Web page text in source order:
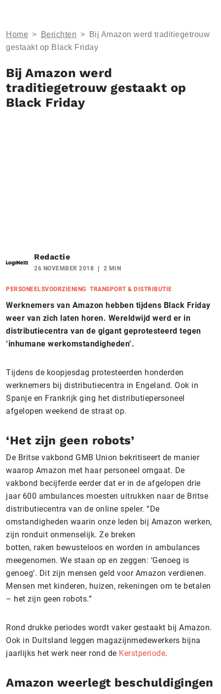
Home > Berichten >
Bij Amazon werd traditiegetrouw
gestaakt op Black Friday
Bij Amazon werd
traditiegetrouw gestaakt op
Black Friday
Redactie
26 NOVEMBER 2018 2 MIN
PERSONEELSVOORZIENING TRANSPORT & DISTRIBUTIE
Werknemers van Amazon hebben tijdens Black Friday
weer van zich laten horen. Wereldwijd werd er in
distributiecentra van de gigant geprotesteerd tegen
‘inhumane werkomstandigheden’.
Tijdens de koopjesdag protesteerden honderden
werknemers bij distributiecentra in Engeland. Ook in
Spanje en Frankrijk ging het distributiepersoneel
afgelopen weekend de straat op.
‘Het zijn geen robots’
De Britse vakbond GMB Union bekritiseert de manier
waarop Amazon met haar personeel omgaat. De
vakbond becijferde eerder dat er in de afgelopen drie
jaar 600 ambulances moesten uitrukken naar de Britse
distributiecentra van de online speler. “De
omstandigheden waarin onze leden bij Amazon werken,
zijn ronduit onmenselijk. Ze breken
botten, raken bewusteloos en worden in ambulances
meegenomen. We staan op en zeggen: ‘Genoeg is
genoeg’. Dit zijn mensen geld voor Amazon verdienen.
Mensen met kinderen, huizen, rekeningen om te betalen
– het zijn geen robots.”
Rond drukke periodes wordt vaker gestaakt bij Amazon.
Ook in Duitsland leggen magazijnmedewerkers bijna
jaarlijks het werk neer rond de Kerstperiode.
Amazon weerlegt beschuldigingen